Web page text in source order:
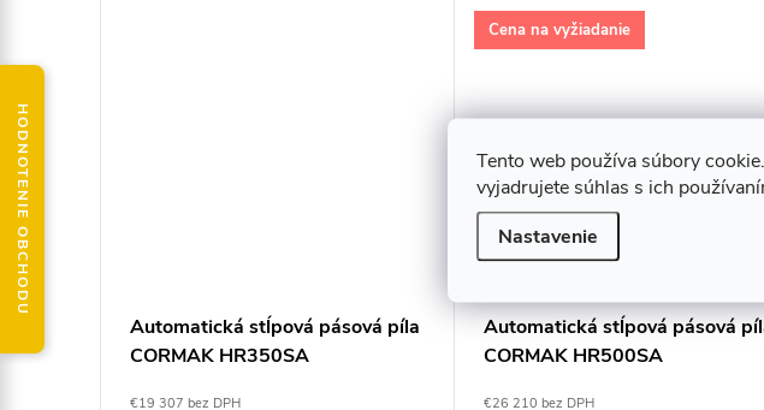
Tento web používa súbory
vyjadrujete súhlas s ich
Nastavenie
Automatická stĺpová pásová píla
CORMAK HR350SA
€19 307 bez DPH
Cena na vyžiadanie
Automatická stĺpová pásová
CORMAK HR500SA
€26 210 bez DPH
HODNOTENIE OBCHODU